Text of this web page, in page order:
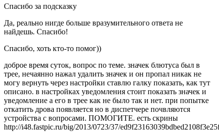
Спасибо за подсказку
Да, реально нигде больше вразумительного ответа не
найдешь. Спасибо!
Спасибо, хоть кто-то помог))
доброе время суток, вопрос по теме. значек блютуса был в
трее, нечаянно нажал удалить значек и он пропал никак не
могу вернуть через настройки ставлю галку показать, как тут
описано. в настройках уведомления стоит показать значек и
уведомление а его в трее как не было так и нет. при попытке
откатить дрова появляется но в диспетчере почвляются
устройства с вопросами. ПОМОГИТЕ. есть скрины
http://i48.fastpic.ru/big/2013/0723/37/